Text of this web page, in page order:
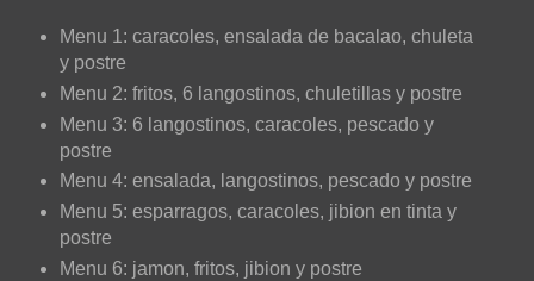
Menu 1: caracoles, ensalada de bacalao, chuleta
y postre
Menu 2: fritos, 6 langostinos, chuletillas y postre
Menu 3: 6 langostinos, caracoles, pescado y
postre
Menu 4: ensalada, langostinos, pescado y postre
Menu 5: esparragos, caracoles, jibion en tinta y
postre
Menu 6: jamon, fritos, jibion y postre